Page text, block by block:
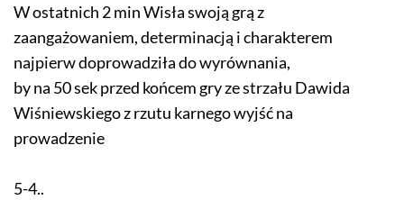
W ostatnich 2 min Wisła swoją grą z
zaangażowaniem, determinacją i charakterem
najpierw doprowadziła do wyrównania,
by na 50 sek przed końcem gry ze strzału Dawida
Wiśniewskiego z rzutu karnego wyjść na
5-4..